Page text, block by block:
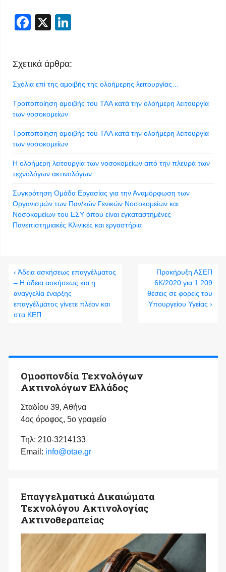
Facebook
X
Σχετικά άρθρα:
Σχόλια επί της αμοιβής της ολοήμερης λειτουργίας…
Τροποποίηση αμοιβής του ΤΑΑ κατά την ολοήμερη λειτουργία
των νοσοκομείων
Τροποποίηση αμοιβής του ΤΑΑ κατά την ολοήμερη λειτουργία
των νοσοκομείων
Η ολοήμερη λειτουργία των νοσοκομείων από την πλευρά των
τεχνολόγων ακτινολόγων
Συγκρότηση Ομάδα Εργασίας για την Αναμόρφωση των
Οργανισμών των Παν/κών Γενικών Νοσοκομείων και
Νοσοκομείων του ΕΣΥ όπου είναι εγκαταστημένες
Πανεπιστημιακές Κλινικές και εργαστήρια
‹ Άδεια ασκήσεως επαγγέλματος
– Η άδεια ασκήσεως και η
αναγγελία έναρξης
επαγγέλματος γίνετε πλέον και
στα ΚΕΠ
Προκήρυξη ΑΣΕΠ
6Κ/2020 για 1.209
θέσεις σε φορείς του
Υπουργείου Υγείας ›
Ομοσπονδία Τεχνολόγων
Ακτινολόγων Ελλάδος
Σταδίου 39, Αθήνα
4ος όροφος, 5ο γραφείο
Τηλ: 210-3214133
Email: info@otae.gr
Επαγγελματικά Δικαιώματα
Τεχνολόγου Ακτινολογίας
Ακτινοθεραπείας